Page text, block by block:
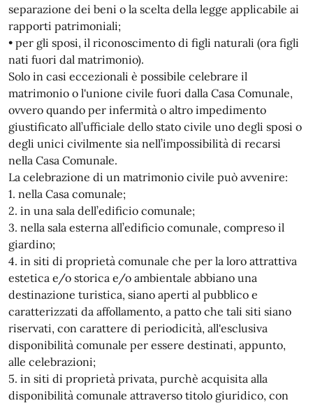
separazione dei beni o la scelta della legge applicabile ai
rapporti patrimoniali;
• per gli sposi, il riconoscimento di figli naturali (ora figli
nati fuori dal matrimonio).
Solo in casi eccezionali è possibile celebrare il
matrimonio o l'unione civile fuori dalla Casa Comunale,
ovvero quando per infermità o altro impedimento
giustificato all’ufficiale dello stato civile uno degli sposi o
degli unici civilmente sia nell’impossibilità di recarsi
nella Casa Comunale.
La celebrazione di un matrimonio civile può avvenire:
1. nella Casa comunale;
2. in una sala dell’edificio comunale;
3. nella sala esterna all’edificio comunale, compreso il
giardino;
4. in siti di proprietà comunale che per la loro attrattiva
estetica e/o storica e/o ambientale abbiano una
destinazione turistica, siano aperti al pubblico e
caratterizzati da affollamento, a patto che tali siti siano
riservati, con carattere di periodicità, all'esclusiva
disponibilità comunale per essere destinati, appunto,
alle celebrazioni;
5. in siti di proprietà privata, purchè acquisita alla
disponibilità comunale attraverso titolo giuridico, con